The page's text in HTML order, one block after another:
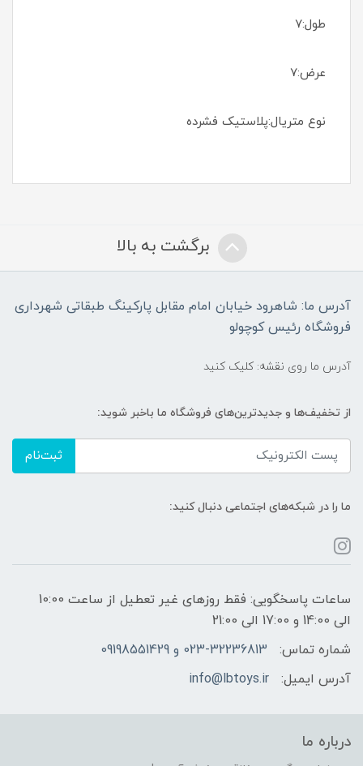
طول:7
عرض:7
نوع متریال:پلاستیک فشرده
برگشت به بالا
آدرس ما: شاهرود خیابان امام مقابل پارکینگ طبقاتی شهرداری
فروشگاه رئیس کوچولو
آدرس ما روی نقشه: کلیک کنید
از تخفیف‌ها و جدیدترین‌های فروشگاه ما باخبر شوید:
ثبت‌نام
ما را در شبکه‌های اجتماعی دنبال کنید:
ساعات پاسخگویی: فقط روزهای غیر تعطیل از ساعت 10:00
الی 14:00 و 17:00 الی 21:00
شماره تماس:
023-32236813 و 09198551429
آدرس ایمیل:
info@lbtoys.ir
درباره ما